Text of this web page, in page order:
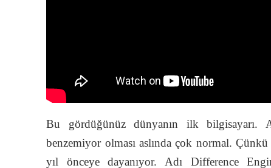
Bu gördüğünüz dünyanın ilk bilgisayarı.
benzemiyor olması aslında çok normal.
yıl önceye dayanıyor. Adı Difference